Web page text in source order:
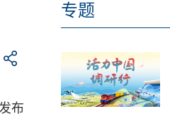
布
专题